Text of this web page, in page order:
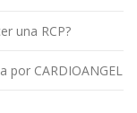
una RCP?
por CARDIOANGEL